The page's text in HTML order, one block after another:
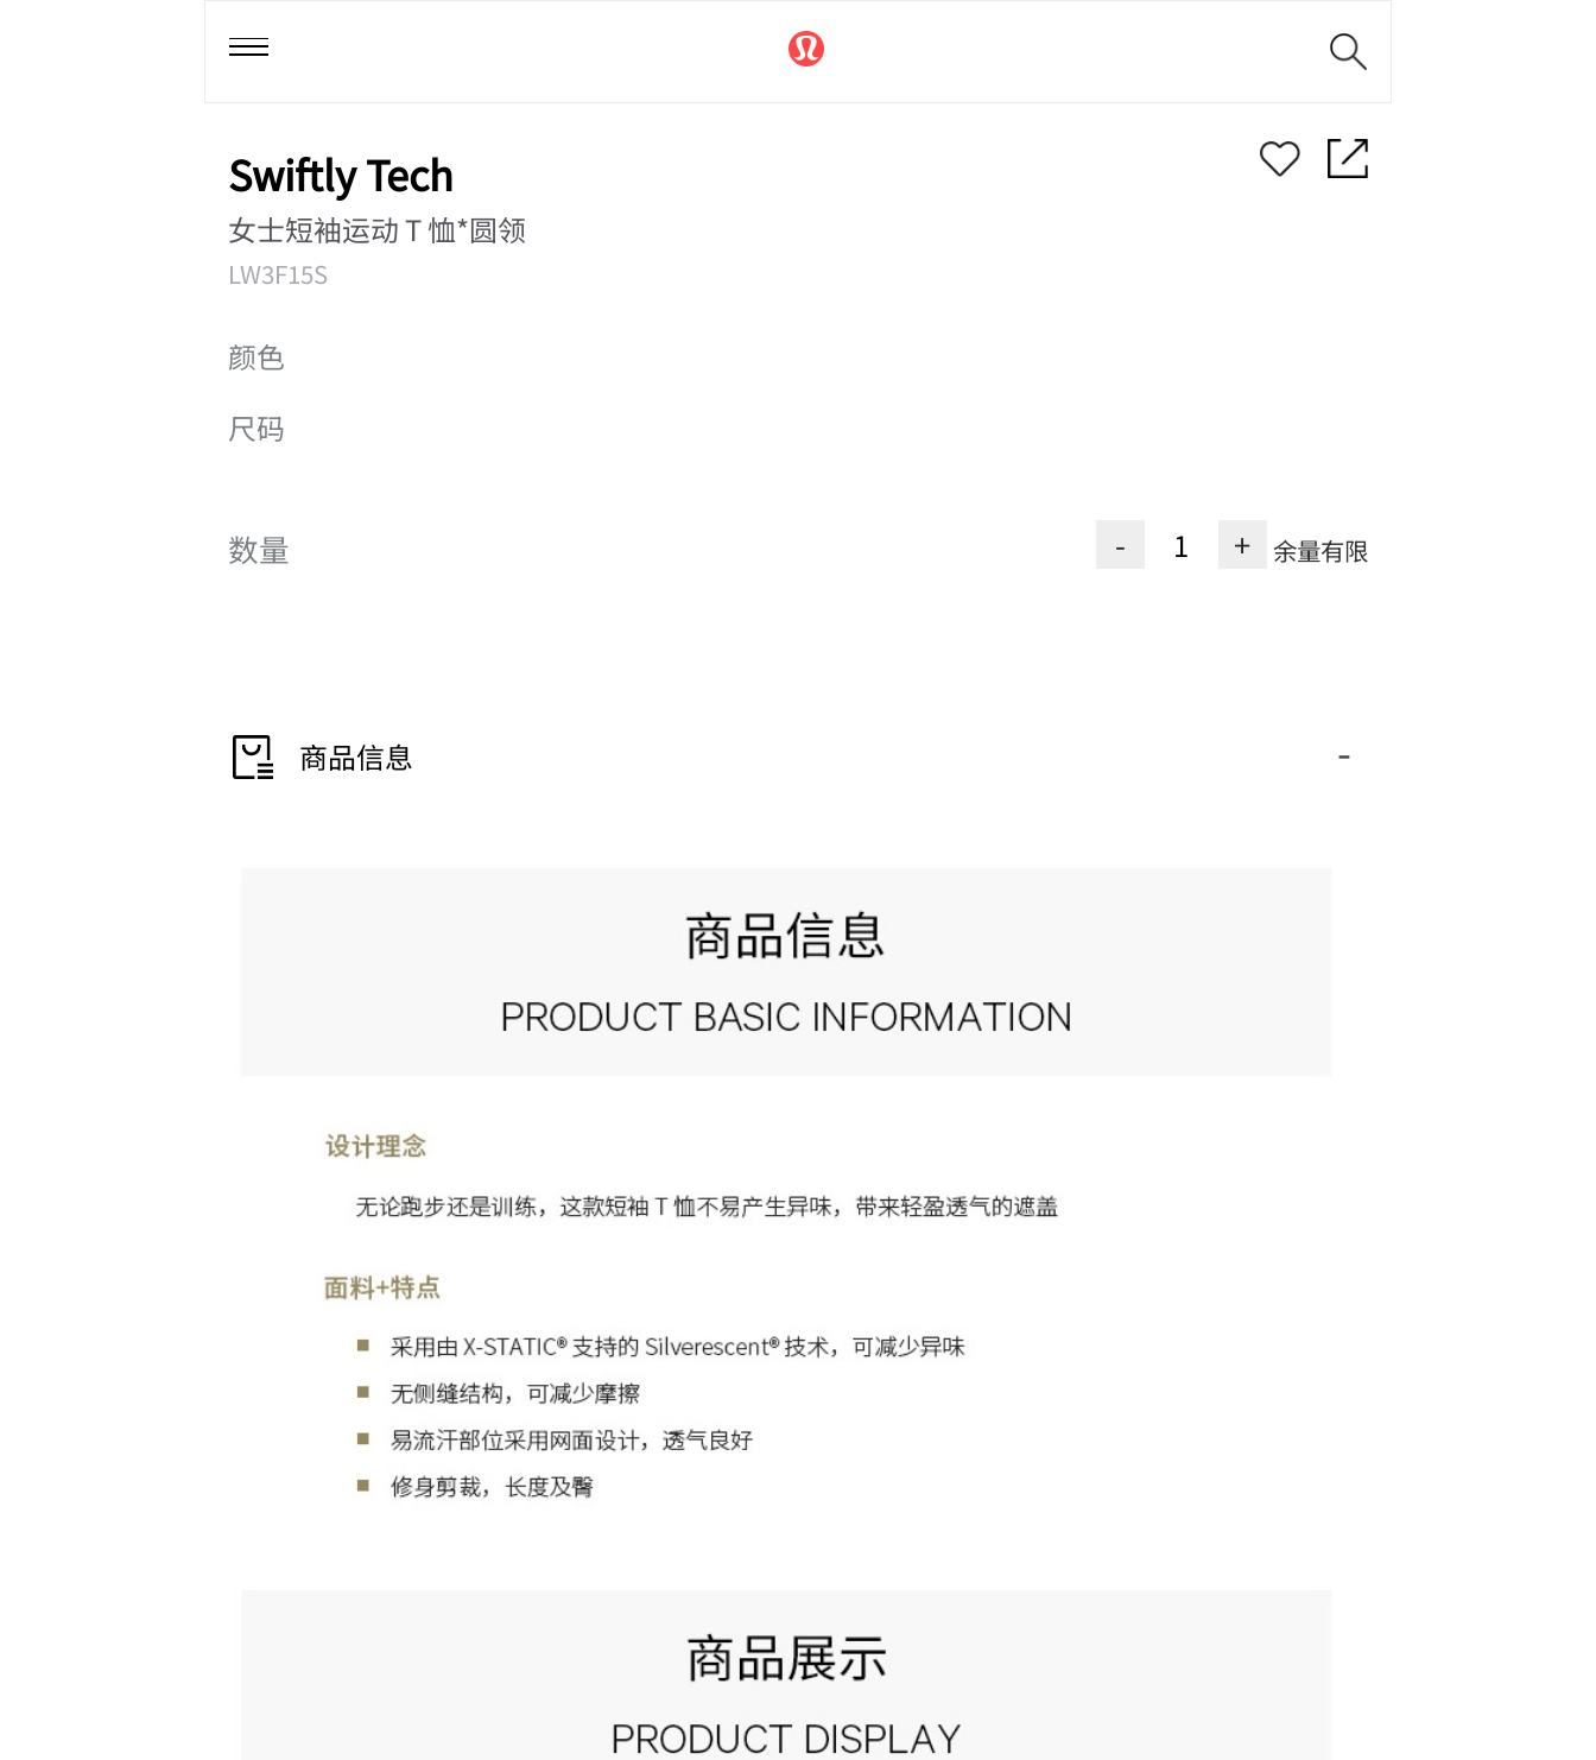
Swiftly Tech
女士短袖运动 T 恤*圆领
LW3F15S
颜色
尺码
数量 - + 余量有限
商品信息 -